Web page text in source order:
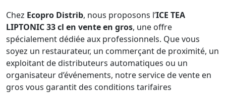
Chez Ecopro Distrib, nous proposons l’ICE TEA
LIPTONIC 33 cl en vente en gros, une offre
spécialement dédiée aux professionnels. Que vous
soyez un restaurateur, un commerçant de proximité, un
exploitant de distributeurs automatiques ou un
organisateur d’événements, notre service de vente en
gros vous garantit des conditions tarifaires